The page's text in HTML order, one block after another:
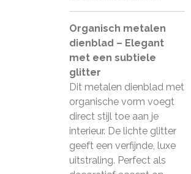
Organisch metalen
dienblad – Elegant
met een subtiele
glitter
Dit metalen dienblad met
organische vorm voegt
direct stijl toe aan je
interieur. De lichte glitter
geeft een verfijnde, luxe
uitstraling. Perfect als